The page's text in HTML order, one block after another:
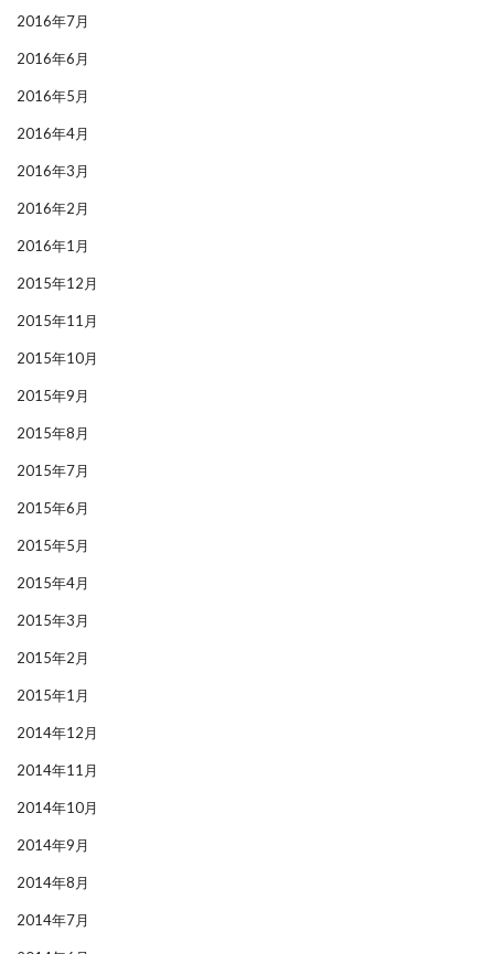
2016年7月
2016年6月
2016年5月
2016年4月
2016年3月
2016年2月
2016年1月
2015年12月
2015年11月
2015年10月
2015年9月
2015年8月
2015年7月
2015年6月
2015年5月
2015年4月
2015年3月
2015年2月
2015年1月
2014年12月
2014年11月
2014年10月
2014年9月
2014年8月
2014年7月